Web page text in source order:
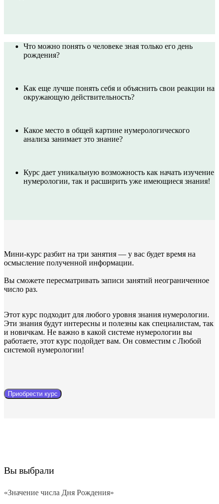
Что можно понять о человеке зная только его день
рождения?
Как еще лучше понять себя и объяснить свои реакции на
окружающую действительность?
Какое место в общей картине нумерологического
анализа занимает это знание?
Курс дает уникальную возможность как начать изучение
нумерологии, так и расширить уже имеющиеся знания!
Мини-курс разбит на три занятия — у вас будет время на
осмысление полученной информации.
Вы сможете пересматривать записи занятий неограниченное
число раз.
Этот курс подходит для любого уровня знания нумерологии.
Эти знания будут интересны и полезны как специалистам, так
и новичкам. Не важно в какой системе нумерологии вы
работаете, этот курс подойдет вам. Он совместим с Любой
системой нумерологии!
Приобрести курс
Вы выбрали
«Значение числа Дня Рождения»